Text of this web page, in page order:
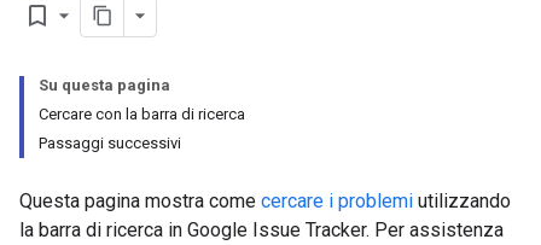
bookmark_border
Su questa pagina
Cercare con la barra di ricerca
Passaggi successivi
Questa pagina mostra come cercare i problemi utilizzando
la barra di ricerca in Google Issue Tracker. Per assistenza